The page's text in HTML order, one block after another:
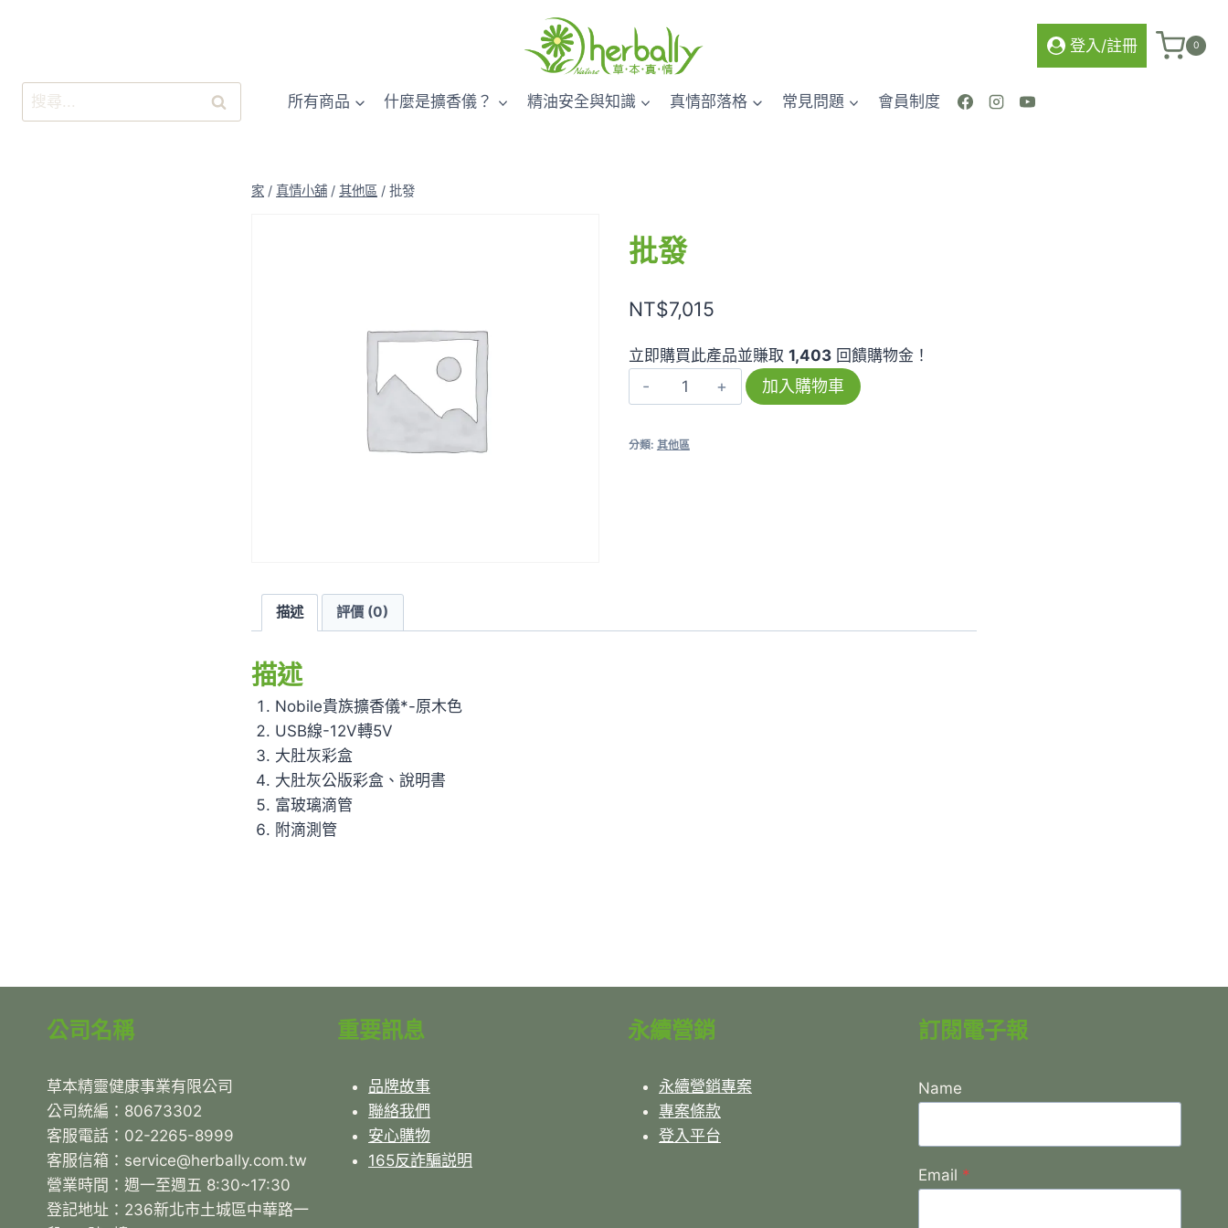
登入/註冊 0
搜
尋
所有商品 什麼是擴香儀？ 精油安全與知識 真情部落格 常見問題 會員制度
家 / 真情小舖 / 其他區 / 批發
批發
NT$7,015
立即購買此產品並賺取 1,403回饋購物金！
發
量
加入購物車
分類: 其他區
描述 評價 (0)
描述
Nobile貴族擴香儀*-原木色
USB線-12V轉5V
大肚灰彩盒
大肚灰公版彩盒、說明書
富玻璃滴管
附滴測管
公司名稱
草本精靈健康事業有限公司
公司統編：80673302
客服電話：02-2265-8999
客服信箱：service@herbally.com.tw
營業時間：週一至週五 8:30~17:30
登記地址：236新北市土城區中華路一
重要訊息
品牌故事
聯絡我們
安心購物
165反詐騙説明
永續營銷
永續營銷專案
專案條款
登入平台
訂閱電子報
Name
Email *